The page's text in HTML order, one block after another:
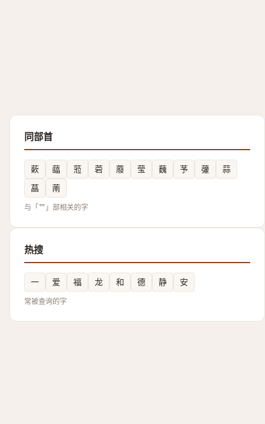
同部首
蔌 䕎 蒞 菪 䕠 莹 蘶 芧 虇
蒜
蕌
萳
与「艹」部相关的字
热搜
一 爱 福 龙 和 德 静 安
常被查询的字